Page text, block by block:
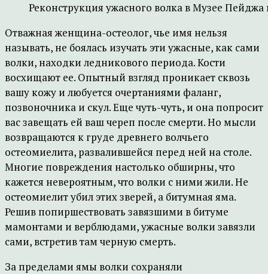
Реконструкция ужасного волка в Музее
Отважная женщина-остеолог, чье имя нельзя
называть, не боялась изучать эти ужасные, как сами
волки, находки ледникового периода. Кости
восхищают ее. Опытный взгляд проникает сквозь
вашу кожу и любуется очертаниями фаланг,
позвоночника и скул. Еще чуть-чуть, и она попросит
вас завещать ей ваш череп после смерти. Но мысли
возвращаются к груде древнего волчьего
остеомиелита, развалившейся перед ней на столе.
Многие повреждения настолько обширны, что
кажется невероятным, что волки с ними жили. Не
остеомиелит убил этих зверей, а битумная яма.
Решив попиршествовать завязшими в битуме
мамонтами и верблюдами, ужасные волки завязли
сами, встретив там черную смерть.
За пределами ямы волки сохраняли